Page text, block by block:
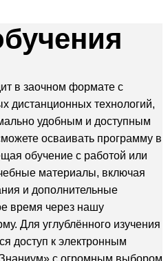
в заочном формате с
дистанционных технологий,
удобным и доступным
осваивать программу в
обучение с работой или
материалы, включая
и дополнительные
время через нашу
Для углублённого изучения
доступ к электронным